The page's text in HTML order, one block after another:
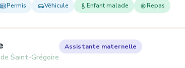
Permis Véhicule Enfant malade Repas
, Assistante maternelle à Betton
Saint-Grégoire
Assistante maternelle